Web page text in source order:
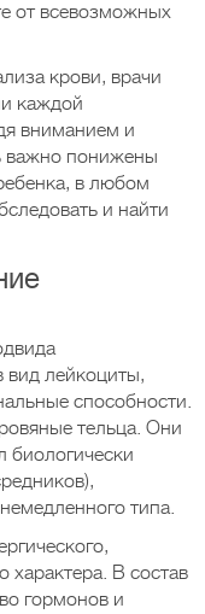
от всевозможных
крови, врачи
каждой
вниманием и
важно понижены
в любом
и найти
вид лейкоциты,
способности.
тельца. Они
биологически
типа.
характера. В состав
гормонов и